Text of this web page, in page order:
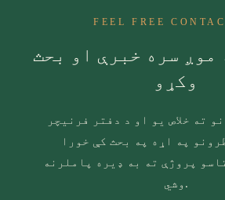
FEEL FREE
موږ سره خبرې او بحث
وکړو
ته خلاص یو او د دفتر فرنیچر
په اړه په بحث کې خورا
پروژې ته به ډیره پاملرنه
وشي.